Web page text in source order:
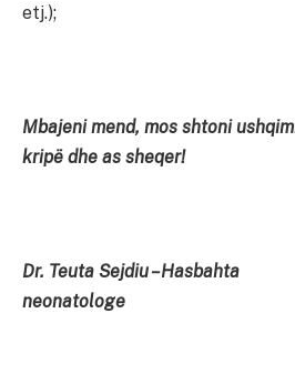
etj.);
Mbajeni mend, mos shtoni
kripë dhe as sheqer!
Dr. Teuta Sejdiu –Hasbahta
neonatologe